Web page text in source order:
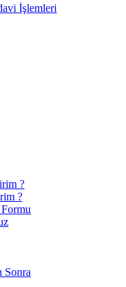
İşlemleri
?
?
Sonra